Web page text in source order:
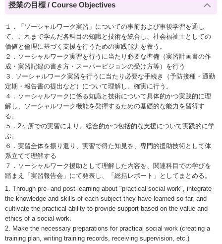
授業の目標 / Course Objectives
１．「ソーシャルワーク実習」についての事前および事後学習を通し
て、これまで学んだ各科目の知識と技術を統合し、社会福祉士としての
価値と倫理に基づく支援を行うための実践能力を養う。
２．ソーシャルワーク実習を行うに当たり必要な準備（実習計画書の作
成・実習記録の書き方・スーパービジョンの受け方等）を行う
３. ソーシャルワーク実習を行うに当たり必要な手続き（予防接種・通勤
定期・報告書の提出など）について理解し、確実に行う。
４．ソーシャルワークに係る知識と技術について具体的かつ実践的に理
解し、ソーシャルワーク機能を発揮するための基礎的な能力を習得す
る。
５．2ヶ所での実習により、総合的かつ包括的な支援について実践的に学
ぶ。
６．実習全体を振り返り、実習で得た知見を、専門的援助技術として体
系立てて理解する
７．ソーシャルワーク援助として理解した内容を、関連科目での学びを
踏まえ「実習報告会」にて発表し、「総括レポート」としてまとめる。
1. Through pre- and post-learning about "practical social work", integrate
the knowledge and skills of each subject they have learned so far, and
cultivate the practical ability to provide support based on the value and
ethics of a social work.
2. Make the necessary preparations for practical social work (creating a
training plan, writing training records, receiving supervision, etc.)